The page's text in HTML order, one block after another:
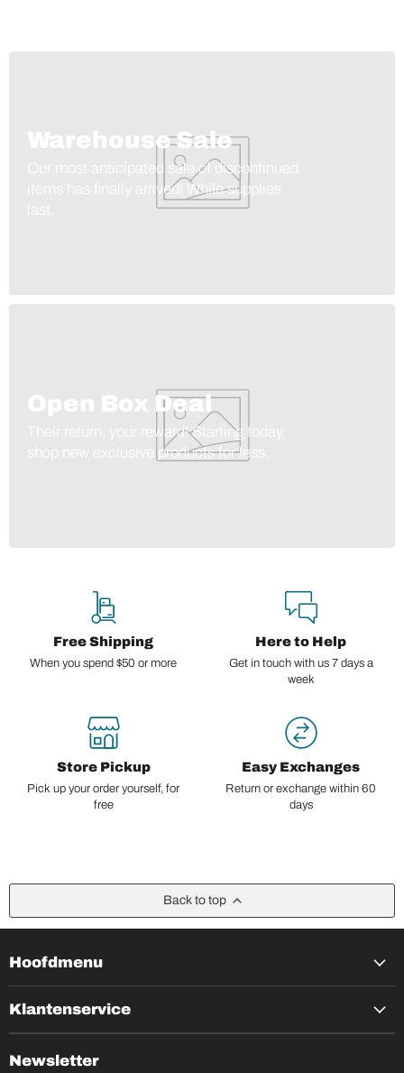
Warehouse Sale
Our most anticipated sale of discontinued
items has finally arrived! While supplies
Open Box Deal
Their return, your reward! Starting today,
shop new exclusive products for less.
Free Shipping
When you spend $50 or more
Here to Help
Get in touch with us 7 days a
week
Store Pickup
Pick up your order yourself, for
free
Easy Exchanges
Return or exchange within 60
days
Back to top
Hoofdmenu
Klantenservice
Newsletter